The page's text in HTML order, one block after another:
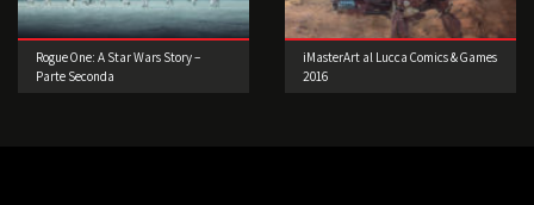
Rogue One: A Star Wars Story –
Parte Seconda
iMasterArt al Lucca Comics & Games
2016